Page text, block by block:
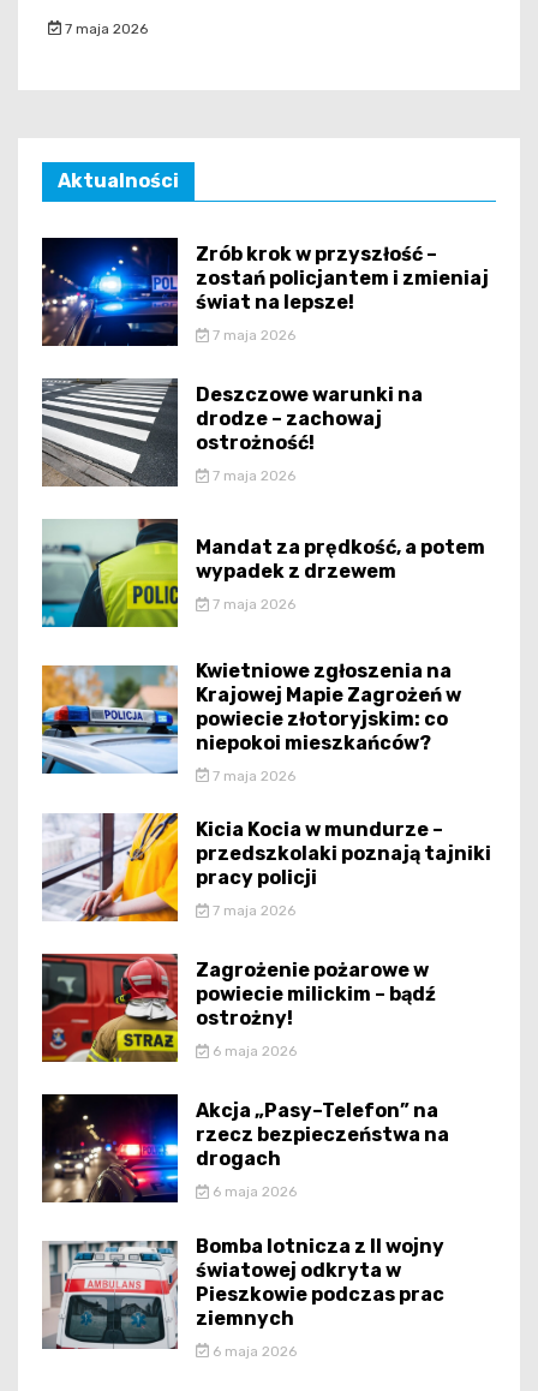
7 maja 2026
Aktualności
Zrób krok w przyszłość –
zostań policjantem i zmieniaj
świat na lepsze!
7 maja 2026
Deszczowe warunki na
drodze – zachowaj
ostrożność!
7 maja 2026
Mandat za prędkość, a potem
wypadek z drzewem
7 maja 2026
Kwietniowe zgłoszenia na
Krajowej Mapie Zagrożeń w
powiecie złotoryjskim: co
niepokoi mieszkańców?
7 maja 2026
Kicia Kocia w mundurze –
przedszkolaki poznają tajniki
pracy policji
7 maja 2026
Zagrożenie pożarowe w
powiecie milickim – bądź
ostrożny!
6 maja 2026
Akcja „Pasy–Telefon” na
rzecz bezpieczeństwa na
drogach
6 maja 2026
Bomba lotnicza z II wojny
światowej odkryta w
Pieszkowie podczas prac
ziemnych
6 maja 2026